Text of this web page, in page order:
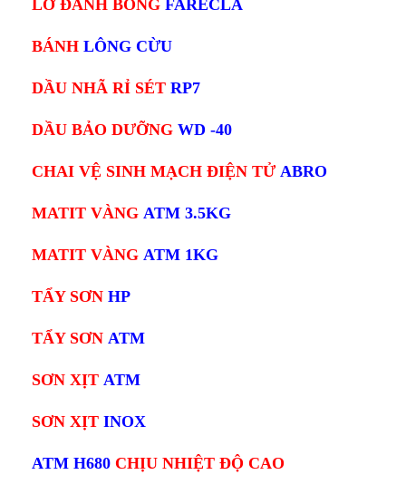
LƠ ĐÁNH BÓNG FARECLA
BÁNH LÔNG CỪU
DẦU NHÃ RỈ SÉT RP7
DẦU BẢO DƯỠNG WD -40
CHAI VỆ SINH MẠCH ĐIỆN TỬABRO
MATIT VÀNG ATM 3.5KG
MATIT VÀNG ATM 1KG
TẨY SƠN HP
TẨY SƠN ATM
SƠN XỊT ATM
SƠN XỊT INOX
ATM H680 CHỊU NHIỆT ĐỘ CAO